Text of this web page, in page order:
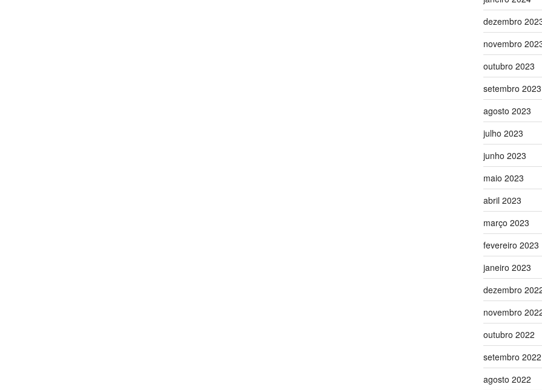
dezembro
novembro
outubro 2023
setembro 2023
agosto 2023
julho 2023
junho 2023
maio 2023
abril 2023
março 2023
fevereiro 2023
janeiro 2023
dezembro
novembro
outubro 2022
setembro 2022
agosto 2022